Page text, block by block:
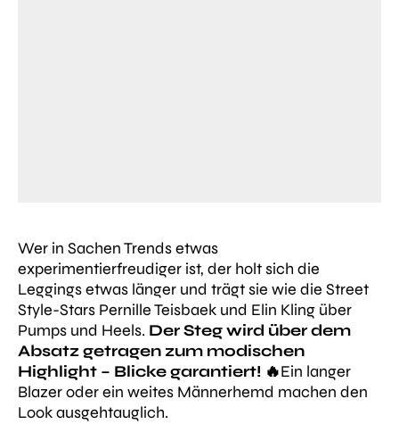
Wer in Sachen Trends etwas
experimentierfreudiger ist, der holt sich die
Leggings etwas länger und trägt sie wie die Street
Style-Stars Pernille Teisbaek und Elin Kling über
Pumps und Heels. Der Steg wird über dem
Absatz getragen zum modischen
Highlight – Blicke garantiert! 🔥Ein langer
Blazer oder ein weites Männerhemd machen den
Look ausgehtauglich.